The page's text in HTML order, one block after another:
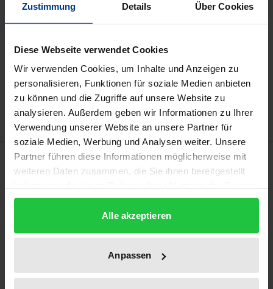
Zustimmung Details Über Cookies
Diese Webseite verwendet Cookies
Wir verwenden Cookies, um Inhalte und Anzeigen zu
personalisieren, Funktionen für soziale Medien anbieten
zu können und die Zugriffe auf unsere Website zu
analysieren. Außerdem geben wir Informationen zu Ihrer
Verwendung unserer Website an unsere Partner für
soziale Medien, Werbung und Analysen weiter. Unsere
Partner führen diese Informationen möglicherweise mit
weiteren Daten zusammen, die Sie ihnen bereitgestellt
gesammelt haben.
Alle akzeptieren
Anpassen
Prices include VAT. Depending on the delivery address, VAT
may vary at checkout.
Add to Wish List
Delivery cost notice
Description
In order to understand the ambivalent relationship
between the US and the UN better, it is necessary to
dissertation shows that the role of the US
Ambassador to the UN is highly relevant. Depending